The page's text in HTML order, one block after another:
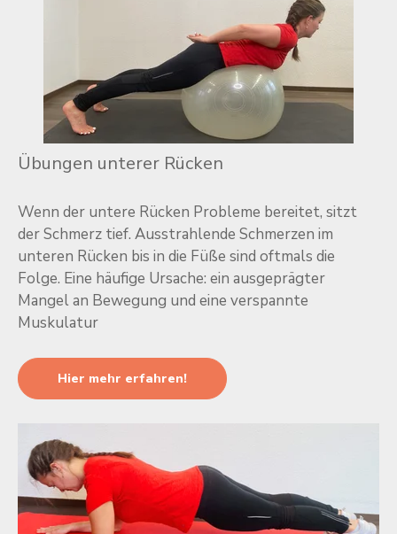
Übungen unterer Rücken
Wenn der untere Rücken Probleme bereitet, sitzt
der Schmerz tief. Ausstrahlende Schmerzen im
unteren Rücken bis in die Füße sind oftmals die
Folge. Eine häufige Ursache: ein ausgeprägter
Mangel an Bewegung und eine verspannte
Muskulatur
Hier mehr erfahren!